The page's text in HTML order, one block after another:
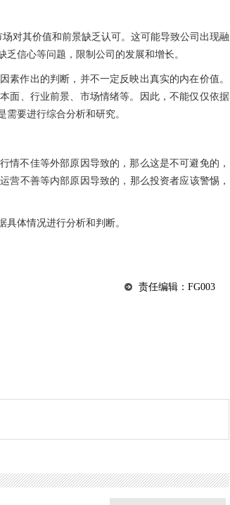
对其价值和前景缺乏认可。这可能导致公司出现融
乏信心等问题，限制公司的发展和增长。
素作出的判断，并不一定反映出真实的内在价值。
面、行业前景、市场情绪等。因此，不能仅仅依据
需要进行综合分析和研究。
情不佳等外部原因导致的，那么这是不可避免的，
营不善等内部原因导致的，那么投资者应该警惕，
具体情况进行分析和判断。
责任编辑：FG003